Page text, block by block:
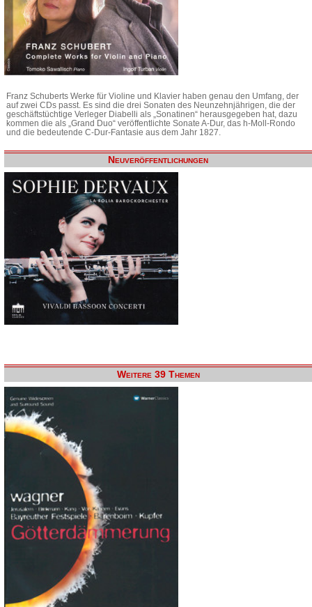
Franz Schuberts Werke für Violine und Klavier haben genau den Umfang, der
auf zwei CDs passt. Es sind die drei Sonaten des Neunzehnjährigen, die der
geschäftstüchtige Verleger Diabelli als „Sonatinen“ herausgegeben hat, dazu
kommen die als „Grand Duo“ veröffentlichte Sonate A-Dur, das h-Moll-Rondo
und die bedeutende C-Dur-Fantasie aus dem Jahr 1827.
Neuveröffentlichungen
Weitere 39 Themen